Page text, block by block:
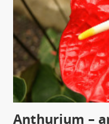
Anthurium –